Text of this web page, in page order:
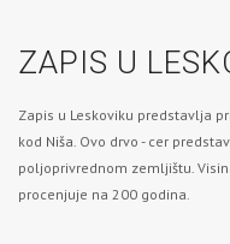
ZAPIS U
Zapis u Leskoviku predstavlja
kod Niša. Ovo drvo - cer
poljoprivrednom zemljištu.
procenjuje na 200 godina.